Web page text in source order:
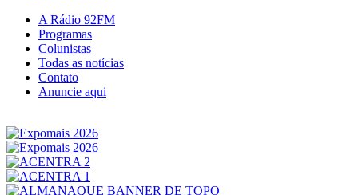
A Rádio 92FM
Programas
Colunistas
Todas as notícias
Contato
Anuncie aqui